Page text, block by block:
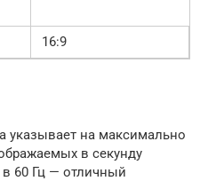
16:9
указывает на максимально
в секунду
в 60 Гц — отличный